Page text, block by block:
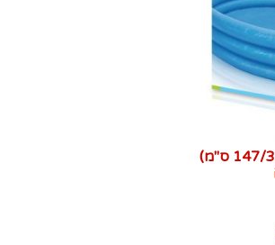
בריכה 3 קומות עגולה (147/33 ס"מ)